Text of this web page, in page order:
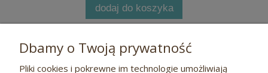
dodaj do koszyka
Dbamy o Twoją prywatność
Pliki cookies i pokrewne im technologie umożliwiają